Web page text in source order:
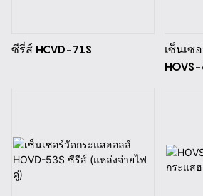
ซีรี่ส์ HCVD-71S
เซ็นเซ